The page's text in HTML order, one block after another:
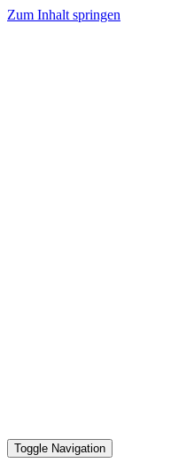
Zum Inhalt springen
Toggle Navigation